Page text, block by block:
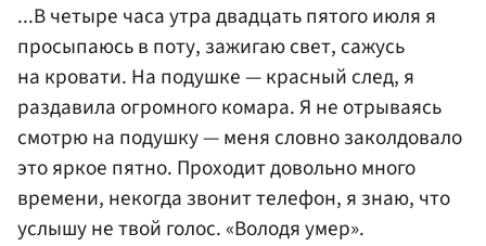
...В четыре часа утра двадцать пятого июля я
просыпаюсь в поту, зажигаю свет, сажусь
на кровати. На подушке — красный след, я
раздавила огромного комара. Я не отрываясь
смотрю на подушку — меня словно заколдовало
это яркое пятно. Проходит довольно много
времени, некогда звонит телефон, я знаю, что
услышу не твой голос. «Володя умер».